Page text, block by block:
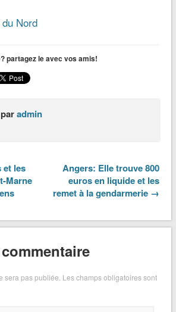
Nord
partagez le avec vos amis!
admin
et les
Marne
Angers: Elle trouve 800
euros en liquide et les
remet à la gendarmerie →
sera pas publiée. Les champs obligatoires sont